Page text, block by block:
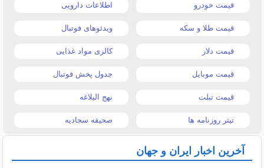
قیمت خودرو اطلاعات دارویی
قیمت طلا و سکه ویدئوهای فوتبال
قیمت دلار کالری مواد غذایی
قیمت موبایل جدول پخش فوتبال
قیمت تبلت نهج البلاغه
تیتر روزنامه ها صحیفه سجادیه
آخرین اخبار ایران و جهان